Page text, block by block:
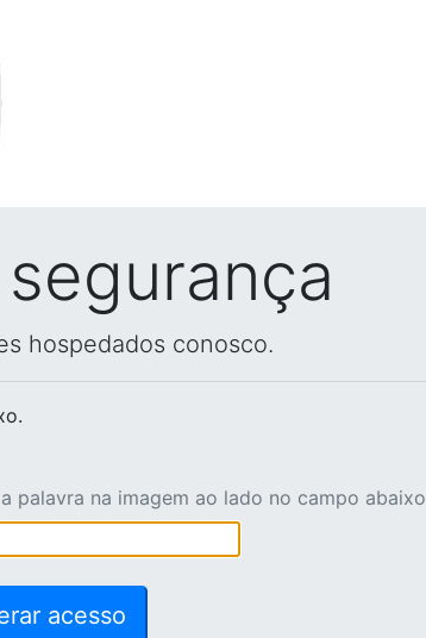
hospedados conosco.
palavra na imagem ao lado no campo abaixo